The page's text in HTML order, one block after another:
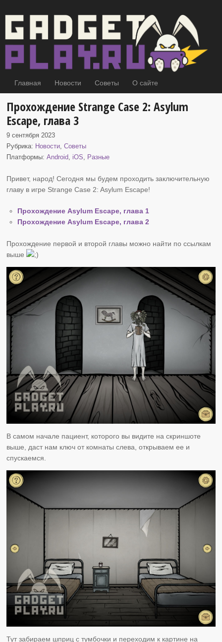
Главная Новости Советы О сайте
Прохождение Strange Case 2: Asylum
Escape, глава 3
9 сентября 2023
Рубрика: Новости,Советы
Платформы:Android, iOS, Разные
Привет, народ! Сегодня мы будем проходить заключительную
главу в игре Strange Case 2: Asylum Escape!
Прохождение Asylum Escape, глава 1
Прохождение Asylum Escape, глава 2
Прохождение первой и второй главы можно найти по ссылкам
выше
В самом начале пациент, которого вы видите на скриншоте
выше, даст нам ключ от комнаты слева, открываем ее и
спускаемся.
Тут забираем шприц с тумбочки и переходим к картине на